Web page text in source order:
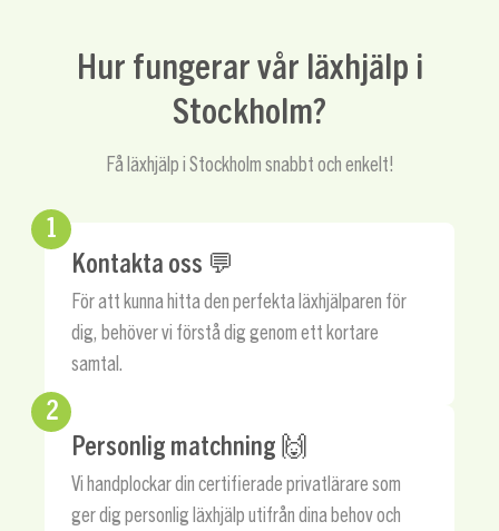
Hur fungerar vår läxhjälp i
Stockholm?
Få läxhjälp i Stockholm snabbt och enkelt!
1
Kontakta oss 💬
För att kunna hitta den perfekta läxhjälparen för
dig, behöver vi förstå dig genom ett kortare
samtal.
2
Personlig matchning 🙌
Vi handplockar din certifierade privatlärare som
ger dig personlig läxhjälp utifrån dina behov och